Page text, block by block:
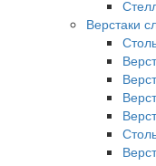
Верстаки